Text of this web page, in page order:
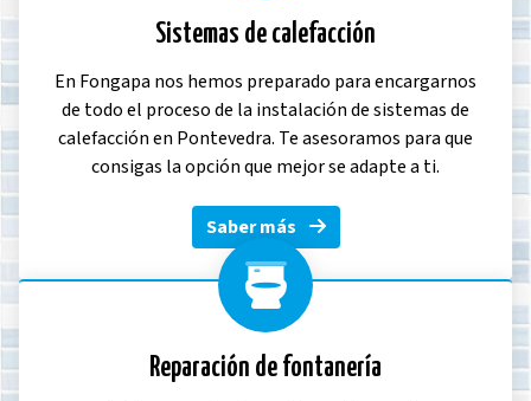
Sistemas de calefacción
En Fongapa nos hemos preparado para encargarnos
de todo el proceso de la instalación de sistemas de
calefacción en Pontevedra. Te asesoramos para que
consigas la opción que mejor se adapte a ti.
Saber más
Reparación de fontanería